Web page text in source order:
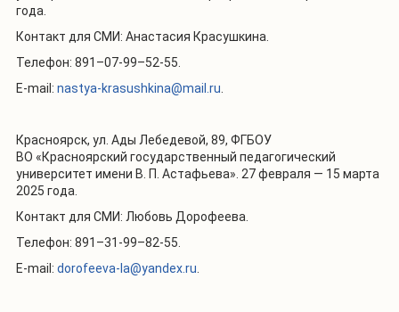
года.
Контакт для СМИ: Анастасия Красушкина.
Телефон: 891–07-99–52-55.
E-mail: nastya-krasushkina@mail.ru
Красноярск, ул. Ады Лебедевой, 89, ФГБОУ
ВО «Красноярский государственный педагогический
университет имени В. П. Астафьева». 27 февраля — 15 марта
2025 года.
Контакт для СМИ: Любовь Дорофеева.
Телефон: 891–31-99–82-55.
E-mail: dorofeeva-la@yandex.ru